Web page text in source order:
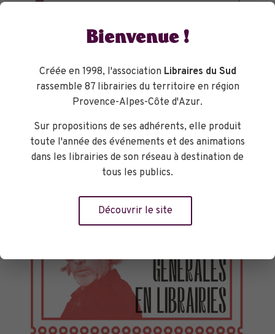
Bienvenue !
Créée en 1998, l'association Libraires du Sud
rassemble 87 librairies du territoire en région
Provence-Alpes-Côte d'Azur.
Sur propositions de ses adhérents, elle produit
toute l'année des événements et des animations
dans les librairies de son réseau à destination de
tous les publics.
Découvrir le site